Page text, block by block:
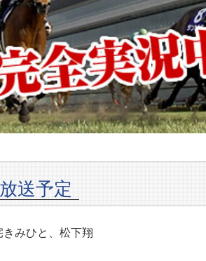
送予定
ひと、松下翔